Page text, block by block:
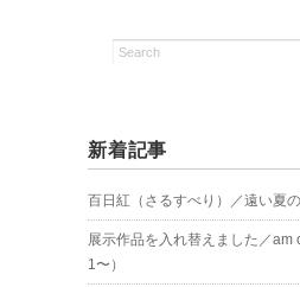
新着記事
百日紅（さるすべり）／遠い夏
展示作品を入れ替えました／am
1〜）